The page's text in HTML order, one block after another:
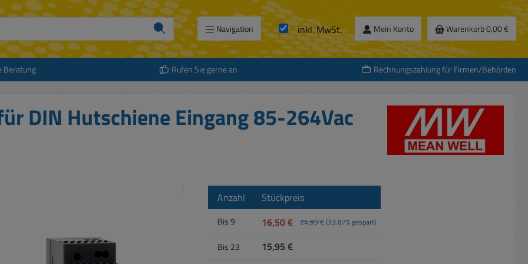
Navigation inkl. MwSt. Mein Konto Warenkorb0,00 €
Beratung Rufen Sie gerne an Rechnungszahlung für Firmen/Behörden
DIN Hutschiene Eingang 85-264Vac
Anzahl Stückpreis
Bis9 16,50 € 24,95 €(33.87% gespart)
Bis 23 15,95 €